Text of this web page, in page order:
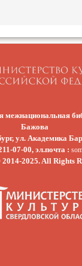
межнациональная
Бажова
ул. Академика
07-00, эл.почта :
2025. All Rights